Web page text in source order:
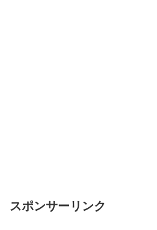
スポンサーリンク